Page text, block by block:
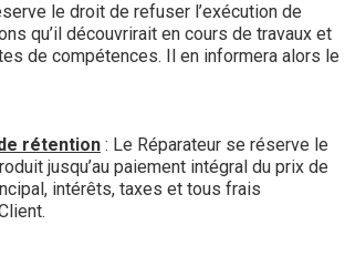
le droit de refuser l’exécution de
qu’il découvrirait en cours de travaux et
de compétences. Il en informera alors le
rétention : Le Réparateur se réserve le
jusqu’au paiement intégral du prix de
intérêts, taxes et tous frais